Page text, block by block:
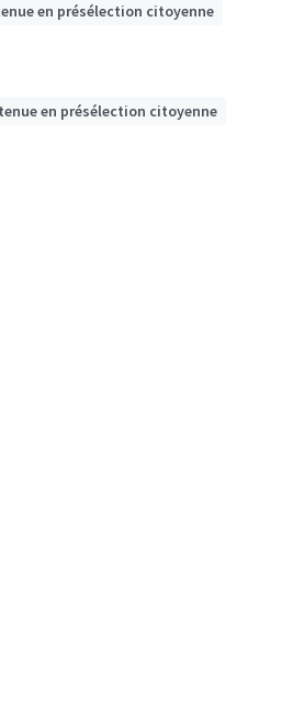
en présélection citoyenne
en présélection citoyenne